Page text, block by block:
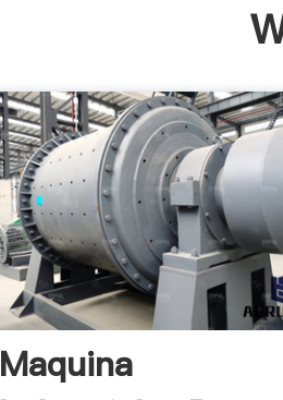
Maquina